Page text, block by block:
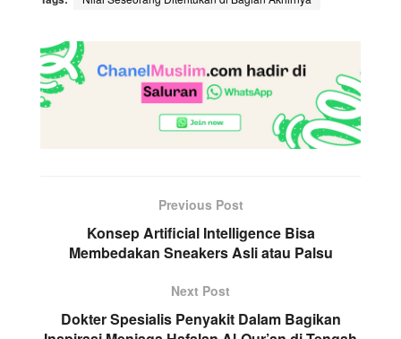
Previous Post
Konsep Artificial Intelligence Bisa
Membedakan Sneakers Asli atau Palsu
Next Post
Dokter Spesialis Penyakit Dalam Bagikan